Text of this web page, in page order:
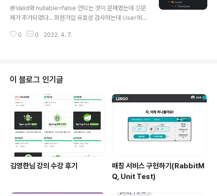
분에 타임리프에 익숙해 질 수 있었다. 의존성 jsp org.sp
ringframework.security spring-security-taglibs
org.apache.tomcat.embed tomcat-embed-jasp
er javax.servlet jst..
@Valid와 nullable=false 안되는 것이 문제였는데 깃문
제가 추가되었다... 회원가입 유효성 검사하는데 User에는
해주려고 하는데 적용이 안된다. 언제부터 안되고 있던거
heckout {가고싶은곳} 해서 들어가려는데 head는 옮겨
졌는데 방금 수정한 파일들이 왜 그대로 있지 commit을
안하고 와서 그런거였다. 그리고 다시 하나씩 실행해보는
데 데이터베이스 비워주려고 yml파일을 create로 바꿨
다. 그러고 다른 곳으로 이동하려니까 commit..
0 0 2022. 4. 7.
이 블로그 인기글
김영한님 강의 수강 후기
매칭 서비스 구현하기(RabbitM
Q, Unit Test)